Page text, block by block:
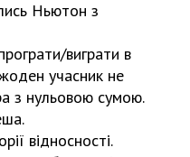
Ньютон з
виграти в
учасник не
з нульовою сумою.
відносності.